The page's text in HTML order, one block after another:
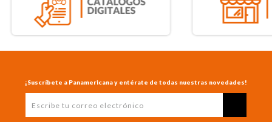
¡Suscríbete a Panamericana y entérate de todas nuestras novedades!